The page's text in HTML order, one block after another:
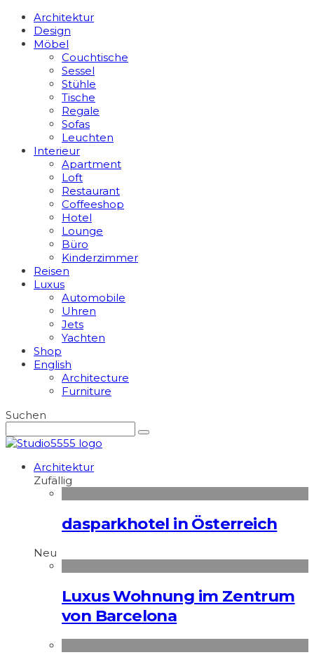
Architektur
Design
Möbel
Couchtische
Sessel
Stühle
Tische
Regale
Sofas
Leuchten
Interieur
Apart­ment
Loft
Restaurant
Coffeeshop
Hotel
Lounge
Büro
Kinderzimmer
Reisen
Luxus
Automobile
Uhren
Jets
Yachten
Shop
English
Architecture
Furniture
Suchen
Architektur
Zufällig
dasparkhotel in Österreich
Neu
Luxus Wohnung im Zentrum
von Barcelona